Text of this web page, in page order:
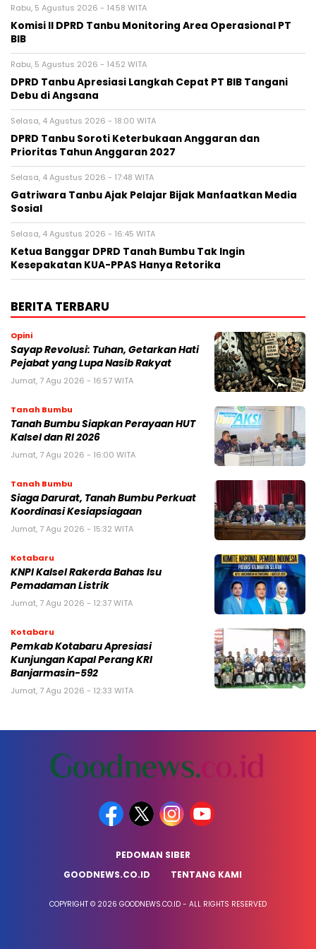
Rabu, 5 Agustus 2026 - 14:58 WITA
Komisi II DPRD Tanbu Monitoring Area Operasional PT
BIB
Rabu, 5 Agustus 2026 - 14:52 WITA
DPRD Tanbu Apresiasi Langkah Cepat PT BIB Tangani
Debu di Angsana
Selasa, 4 Agustus 2026 - 18:00 WITA
DPRD Tanbu Soroti Keterbukaan Anggaran dan
Prioritas Tahun Anggaran 2027
Selasa, 4 Agustus 2026 - 17:48 WITA
Gatriwara Tanbu Ajak Pelajar Bijak Manfaatkan Media
Sosial
Selasa, 4 Agustus 2026 - 16:45 WITA
Ketua Banggar DPRD Tanah Bumbu Tak Ingin
Kesepakatan KUA-PPAS Hanya Retorika
BERITA TERBARU
Opini
Sayap Revolusi: Tuhan, Getarkan Hati
Pejabat yang Lupa Nasib Rakyat
Jumat, 7 Agu 2026 - 16:57 WITA
Tanah Bumbu
Tanah Bumbu Siapkan Perayaan HUT
Kalsel dan RI 2026
Jumat, 7 Agu 2026 - 16:00 WITA
Tanah Bumbu
Siaga Darurat, Tanah Bumbu Perkuat
Koordinasi Kesiapsiagaan
Jumat, 7 Agu 2026 - 15:32 WITA
Kotabaru
KNPI Kalsel Rakerda Bahas Isu
Pemadaman Listrik
Jumat, 7 Agu 2026 - 12:37 WITA
Kotabaru
Pemkab Kotabaru Apresiasi
Kunjungan Kapal Perang KRI
Banjarmasin-592
Jumat, 7 Agu 2026 - 12:33 WITA
PEDOMAN SIBER
GOODNEWS.CO.ID
TENTANG KAMI
COPYRIGHT © 2026 GOODNEWS.CO.ID - ALL RIGHTS RESERVED